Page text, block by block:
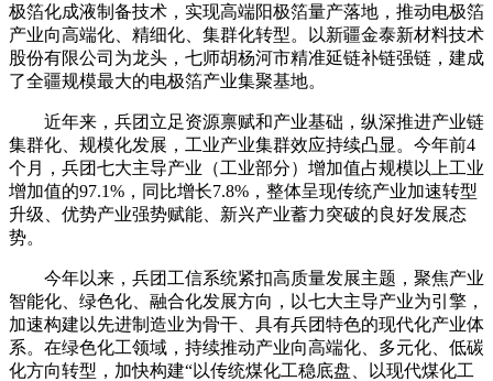
极箔化成液制备技术，实现高端阳极箔量产落地，推动电极箔
产业向高端化、精细化、集群化转型。以新疆金泰新材料技术
股份有限公司为龙头，七师胡杨河市精准延链补链强链，建成
了全疆规模最大的电极箔产业集聚基地。
近年来，兵团立足资源禀赋和产业基础，纵深推进产业链
集群化、规模化发展，工业产业集群效应持续凸显。今年前4
个月，兵团七大主导产业（工业部分）增加值占规模以上工业
增加值的97.1%，同比增长7.8%，整体呈现传统产业加速转型
升级、优势产业强势赋能、新兴产业蓄力突破的良好发展态
势。
今年以来，兵团工信系统紧扣高质量发展主题，聚焦产业
智能化、绿色化、融合化发展方向，以七大主导产业为引擎，
加速构建以先进制造业为骨干、具有兵团特色的现代化产业体
系。在绿色化工领域，持续推动产业向高端化、多元化、低碳
化方向转型，加快构建“以传统煤化工稳底盘、以现代煤化工